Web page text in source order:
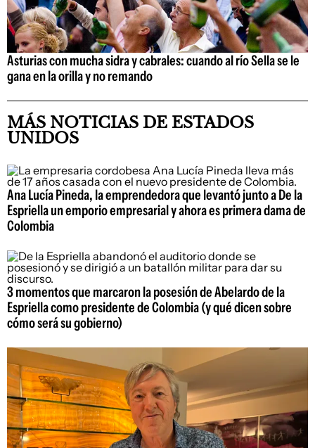
Asturias con mucha sidra y cabrales: cuando al río Sella se le
gana en la orilla y no remando
MÁS NOTICIAS DE ESTADOS
UNIDOS
Ana Lucía Pineda, la emprendedora que levantó junto a De la
Espriella un emporio empresarial y ahora es primera dama de
Colombia
3 momentos que marcaron la posesión de Abelardo de la
Espriella como presidente de Colombia (y qué dicen sobre
cómo será su gobierno)